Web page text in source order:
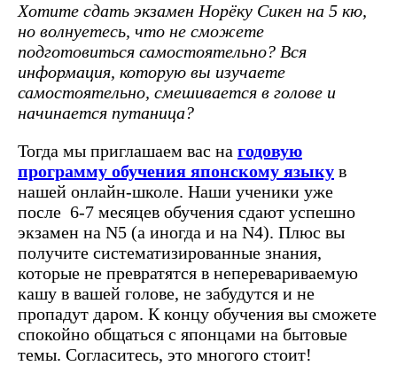
Хотите сдать экзамен Норёку Сикен на 5 кю,
но волнуетесь, что не сможете
подготовиться самостоятельно? Вся
информация, которую вы изучаете
самостоятельно, смешивается в голове и
начинается путаница?
Тогда мы приглашаем вас на годовую
программу обучения японскому языку в
нашей онлайн-школе. Наши ученики уже
после 6-7 месяцев обучения сдают успешно
экзамен на N5 (а иногда и на N4). Плюс вы
получите систематизированные знания,
которые не превратятся в неперевариваемую
кашу в вашей голове, не забудутся и не
пропадут даром. К концу обучения вы сможете
спокойно общаться с японцами на бытовые
темы. Согласитесь, это многого стоит!